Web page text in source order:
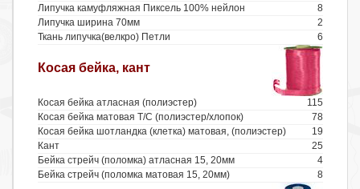
8
Липучка камуфляжная Пиксель 100% нейлон
2
Липучка ширина 70мм
6
Ткань липучка(велкро) Петли
Косая бейка, кант
115
Косая бейка атласная (полиэстер)
78
Косая бейка матовая Т/С (полиэстер/хлопок)
19
Косая бейка шотландка (клетка) матовая, (полиэстер)
25
Кант
4
Бейка стрейч (поломка) атласная 15, 20мм
8
Бейка стрейч (поломка матовая 15, 20мм)